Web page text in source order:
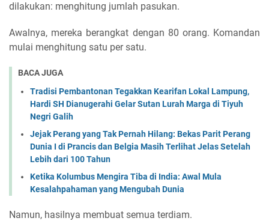
dilakukan: menghitung jumlah pasukan.
Awalnya, mereka berangkat dengan 80 orang. Komandan
mulai menghitung satu per satu.
BACA JUGA
Tradisi Pembantonan Tegakkan Kearifan Lokal Lampung,
Hardi SH Dianugerahi Gelar Sutan Lurah Marga di Tiyuh
Negri Galih
Jejak Perang yang Tak Pernah Hilang: Bekas Parit Perang
Dunia I di Prancis dan Belgia Masih Terlihat Jelas Setelah
Lebih dari 100 Tahun
Ketika Kolumbus Mengira Tiba di India: Awal Mula
Kesalahpahaman yang Mengubah Dunia
Namun, hasilnya membuat semua terdiam.